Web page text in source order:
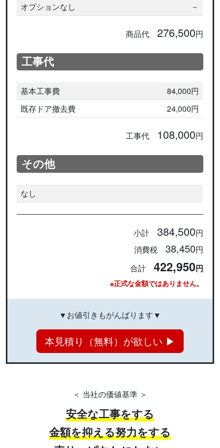
オプションなし
－
商品代 276,500円
工事代
基本工事費
84,000円
既存ドア撤去費
24,000円
工事代 108,000円
その他
なし
小計 384,500円
消費税 38,450円
合計 422,950円
※正式な金額ではありません。
▼お値引きもがんばります▼
本見積り（無料）が欲しい ▶
＜ 当社の価値基準 ＞
安全な工事をする
金額を抑える努力をする